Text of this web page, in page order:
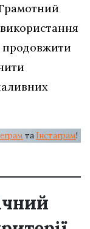
продовжити
та Інстаграм!